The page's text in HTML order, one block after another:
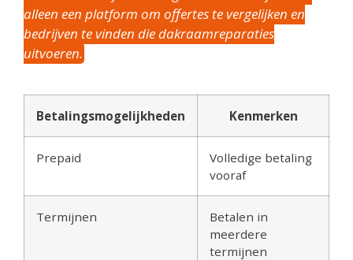
alleen een platform om offertes te vergelijken en
bedrijven te vinden die dakraamreparaties
uitvoeren.
Betalingsmogelijkheden Kenmerken
Prepaid
Volledige betaling
vooraf
Termijnen
Betalen in
meerdere
termijnen